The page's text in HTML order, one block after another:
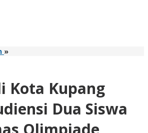
»Wakil
Terima
Dua
Siswa
Peraih
Kota Kupang
Dua Siswa